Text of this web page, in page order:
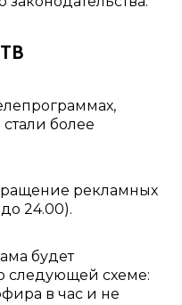
более
рекламных
24.00).
будет
следующей схеме:
в час и не